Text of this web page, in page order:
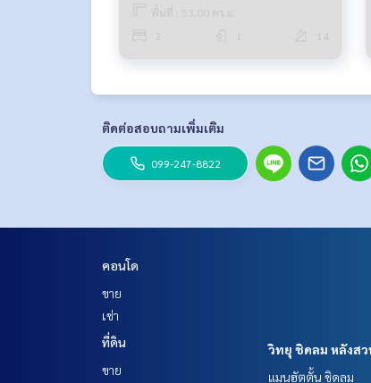
พื้นที่ : 53.00 ตร.ม.
14
ติดต่อสอบถามเพิ่มเติม
099-247-8822
คอนโด
ขาย
เช่า
ที่ดิน
ขาย
วิทยุ ชิดลม หลังสว
แมนฮัตตั้น ชิดลม